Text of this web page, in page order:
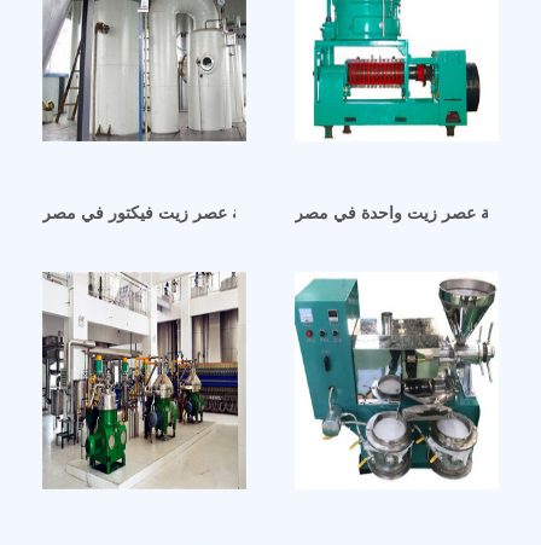
ماكينة عصر زيت فيكتور في مصر ماكينة عصر زيت واحدة في مصر